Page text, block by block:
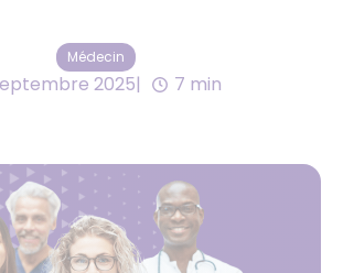
Médecin
2025 7 min